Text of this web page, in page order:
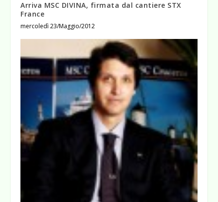
Arriva MSC DIVINA, firmata dal cantiere STX
France
mercoledì 23/Maggio/2012